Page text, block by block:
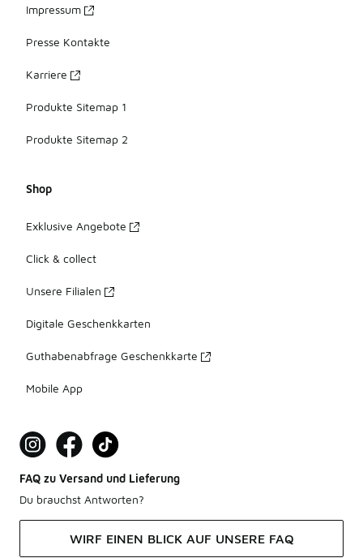
Impressum
Presse Kontakte
Karriere
Produkte Sitemap 1
Produkte Sitemap 2
Shop
Exklusive Angebote
Click & collect
Unsere Filialen
Digitale Geschenkkarten
Guthabenabfrage Geschenkkarte
Mobile App
FAQ zu Versand und Lieferung
Du brauchst Antworten?
WIRF EINEN BLICK AUF UNSERE FAQ